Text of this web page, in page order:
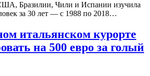
Бразилии, Чили и Испании изучила
за 30 лет — с 1988 по 2018…
итальянском курорте
на 500 евро за голый